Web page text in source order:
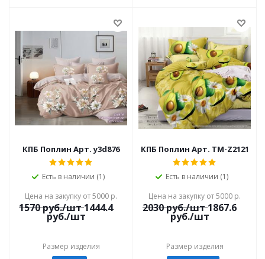
КПБ Поплин Арт. y3d876
Есть в наличии (1)
Цена на закупку от 5000 р.
1570руб./шт 1444.4
руб./шт
Размер изделия
КПБ Поплин Арт. TM-Z2121
Есть в наличии (1)
Цена на закупку от 5000 р.
2030руб./шт 1867.6
руб./шт
Размер изделия